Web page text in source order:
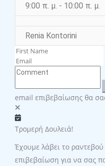
9:00 π. μ. - 10:00 π. μ.
Renia Kontorini
email επιβεβαίωσης θα
Τρομερή Δουλειά!
Έχουμε λάβει το
επιβεβαίωση για να σας